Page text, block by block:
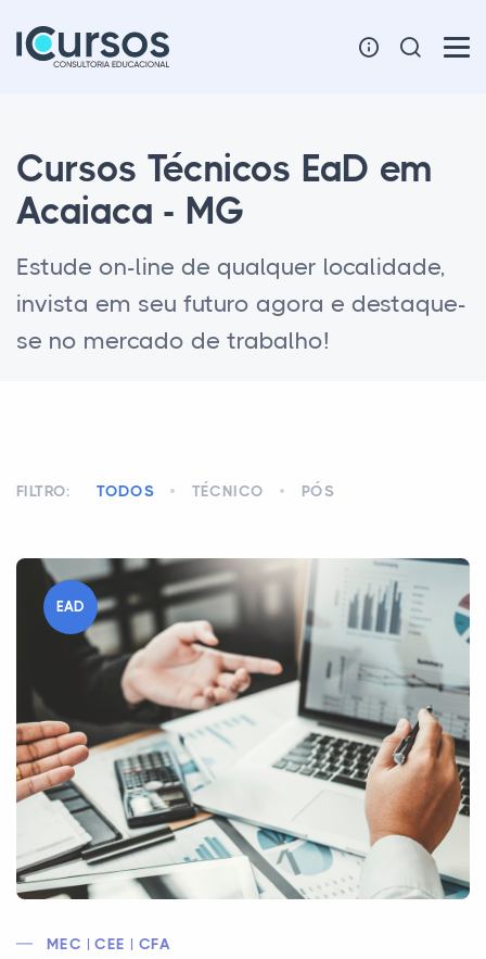
Cursos Técnicos EaD em
Acaiaca - MG
Estude on-line de qualquer localidade,
invista em seu futuro agora e destaque-
se no mercado de trabalho!
FILTRO: TODOS TÉCNICO PÓS
EAD
MEC | CEE | CFA